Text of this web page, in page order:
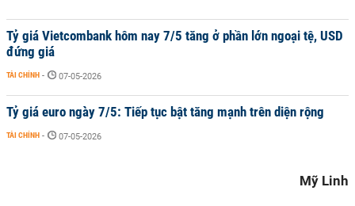
Tỷ giá Vietcombank hôm nay 7/5 tăng ở phần lớn ngoại tệ, USD
đứng giá
TÀI CHÍNH - 07-05-2026
Tỷ giá euro ngày 7/5: Tiếp tục bật tăng mạnh trên diện rộng
TÀI CHÍNH - 07-05-2026
Mỹ Linh